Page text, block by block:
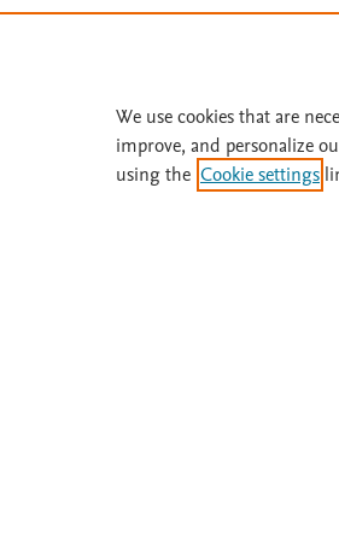
We use cookies that are
improve, and personalize
using the Cookie settings